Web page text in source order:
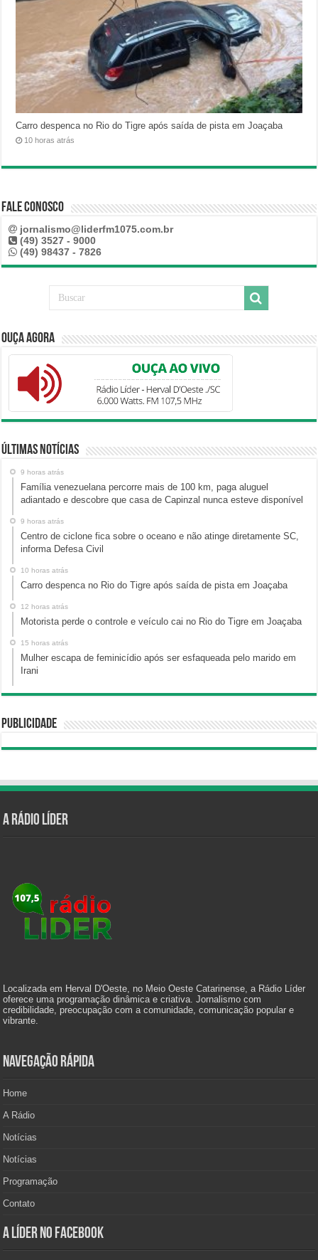
Carro despenca no Rio do Tigre após saída de pista em Joaçaba
10 horas atrás
Fale Conosco
jornalismo@liderfm1075.com.br
(49) 3527 - 9000
(49) 98437 - 7826
Ouça Agora
Últimas Notícias
9 horas atrás
Família venezuelana percorre mais de 100 km, paga aluguel
adiantado e descobre que casa de Capinzal nunca esteve disponível
9 horas atrás
Centro de ciclone fica sobre o oceano e não atinge diretamente SC,
informa Defesa Civil
10 horas atrás
Carro despenca no Rio do Tigre após saída de pista em Joaçaba
12 horas atrás
Motorista perde o controle e veículo cai no Rio do Tigre em Joaçaba
15 horas atrás
Mulher escapa de feminicídio após ser esfaqueada pelo marido em
Irani
Publicidade
A Rádio Líder
Localizada em Herval D'Oeste, no Meio Oeste Catarinense, a Rádio Líder
oferece uma programação dinâmica e criativa. Jornalismo com
credibilidade, preocupação com a comunidade, comunicação popular e
vibrante.
Navegação Rápida
Home
A Rádio
Notícias
Notícias
Programação
Contato
A Líder no Facebook